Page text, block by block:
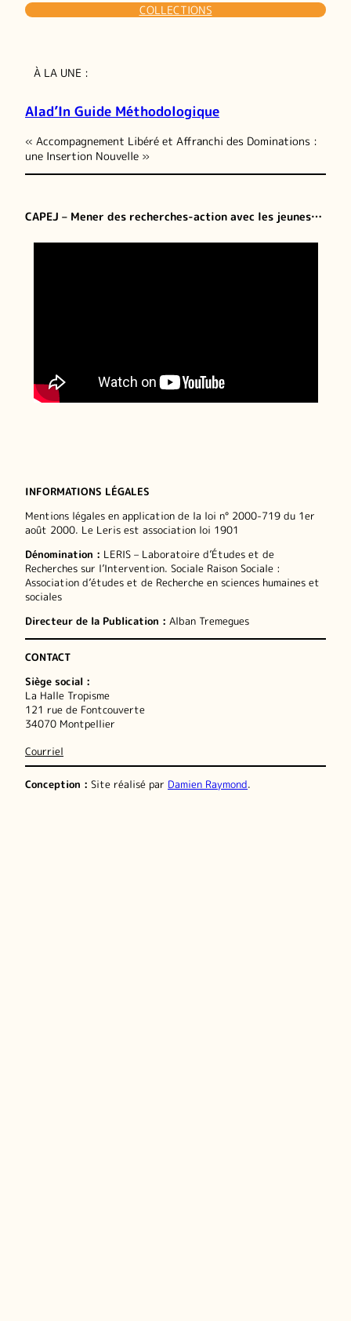
COLLECTIONS
À LA UNE :
Alad’In Guide Méthodologique
« Accompagnement Libéré et Affranchi des Dominations :
une Insertion Nouvelle »
CAPEJ – Mener des recherches-action avec les jeunes…
INFORMATIONS LÉGALES
Mentions légales en application de la loi n° 2000-719 du 1er
août 2000. Le Leris est association loi 1901
Dénomination : LERIS – Laboratoire d’Études et de
Recherches sur l’Intervention. Sociale Raison Sociale :
Association d’études et de Recherche en sciences humaines et
sociales
Directeur de la Publication : Alban Tremegues
CONTACT
Siège social :
La Halle Tropisme
121 rue de Fontcouverte
34070 Montpellier
Courriel
Conception : Site réalisé par Damien Raymond.